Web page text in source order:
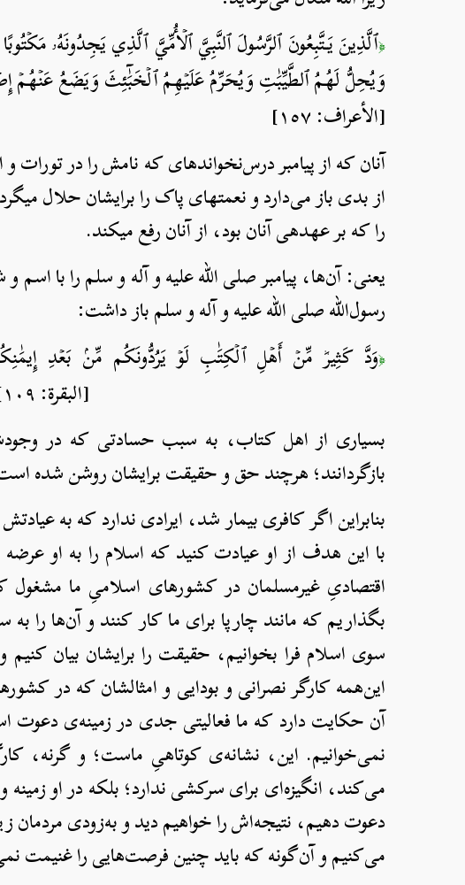
﴿ٱلَّذِينَ يَتَّبِعُونَ ٱلرَّسُولَ ٱلنَّبِيَّ ٱلۡأُمِّيَّ ٱلَّذِي يَجِدُونَهُۥ
وَيُحِلُّ لَهُمُ ٱلطَّيِّبَٰتِ وَيُحَرِّمُ عَلَيۡهِمُ ٱلۡخَبَٰٓئِثَ وَيَضَعُ عَنۡهُمۡ
[الأعراف: ١٥٧]
آنان که از پیامبر درس‌نخوانده­ای که نامش را در تورات
از بدی باز می‌دارد و نعمت­های پاک را برایشان حلال
را که بر عهده­ی آنان بود، از آنان رفع می­کند.
یعنی: آن‌ها، پیامبر صلی الله علیه و آله و سلم را با
رسول‌الله صلی الله علیه و آله و سلم باز داشت:
﴿وَدَّ كَثِيرٞ مِّنۡ أَهۡلِ ٱلۡكِتَٰبِ لَوۡ يَرُدُّونَكُم مِّنۢ بَعۡدِ
[البقرة: ١٠٩]
بسیاری از اهل کتاب، به سبب حسادتی که در
بازگردانند؛ هرچند حق و حقیقت برایشان روشن شده
بنابراین اگر کافری بیمار شد، ایرادی ندارد که به
با این هدف از او عیادت کنید که اسلام را به او عرضه
اقتصادیِ غیرمسلمان در کشورهای اسلامیِ ما مشغول
بگذاریم که مانند چارپا برای ما کار کنند و آن‌ها را
سوی اسلام فرا بخوانیم، حقیقت را برایشان بیان
این‌همه کارگر نصرانی و بودایی و امثالشان که در
آن حکایت دارد که ما فعالیتی جدی در زمینه‌ی دعوت
نمی‌خوانیم. این، نشانه‌ی کوتاهیِ ماست؛ و گرنه،
می‌کند، انگیزه‌ای برای سرکشی ندارد؛ بلکه در او
دعوت دهیم، نتیجه‌اش را خواهیم دید و به‌زودی مردمان
می‌کنیم و آن‌گونه که باید چنین فرصت‌هایی را غنیمت